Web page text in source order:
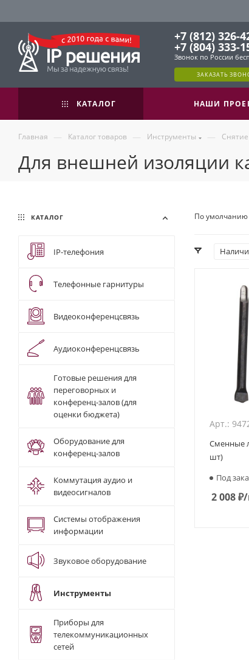
+7 (812) 326-
+7 (804) 333-
Звонок по России
ЗАКАЗАТЬ
КАТАЛОГ НАШИ
Главная — Каталог товаров — Инструменты —
Для внешней изоляции
По умолчанию
Арт.:
Сменные
шт)
Под
2 008₽
КАТАЛОГ
IP-телефония
Телефонные гарнитуры
Видеоконференцсвязь
Аудиоконференцсвязь
Готовые решения для
переговорных и
конференц-залов (для
оценки бюджета)
Оборудование для
конференц-залов
Коммутация аудио и
видеосигналов
Системы отображения
информации
Звуковое оборудование
Инструменты
Приборы для
телекоммуникационных
сетей